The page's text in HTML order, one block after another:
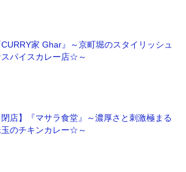
CURRY家 Ghar』～京町堀のスタイリッシュ
スパイスカレー店☆～
閉店】『マサラ食堂』～濃厚さと刺激極まる
のチキンカレー☆～